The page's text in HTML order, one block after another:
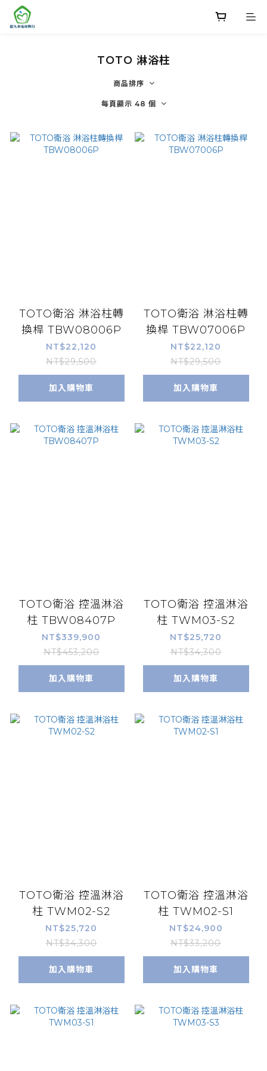
TOTO 淋浴柱
商品排序
每頁顯示 48 個
TOTO衛浴 淋浴柱轉
換桿 TBW08006P
NT$22,120
NT$29,500
加入購物車
TOTO衛浴 淋浴柱轉
換桿 TBW07006P
NT$22,120
NT$29,500
加入購物車
TOTO衛浴 控溫淋浴
柱 TBW08407P
NT$339,900
NT$453,200
加入購物車
TOTO衛浴 控溫淋浴
柱 TWM03-S2
NT$25,720
NT$34,300
加入購物車
TOTO衛浴 控溫淋浴
柱 TWM02-S2
NT$25,720
NT$34,300
加入購物車
TOTO衛浴 控溫淋浴
柱 TWM02-S1
NT$24,900
NT$33,200
加入購物車